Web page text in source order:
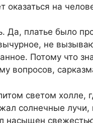
оказаться на
Да, платье было
не
Потому что
вопросов,
светом холле,
солнечные
насыщен